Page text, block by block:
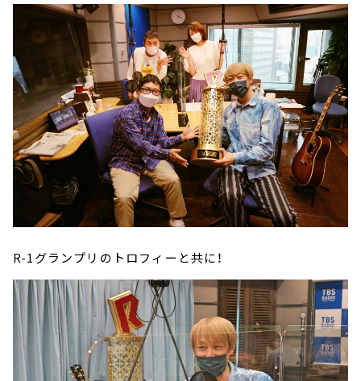
R-1グランプリのトロフィーと共に！